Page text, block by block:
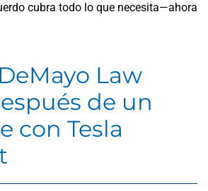
cubra todo lo que necesita—ahora
Law
de un
con Tesla